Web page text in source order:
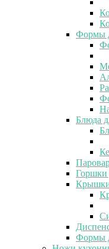
Формы
Блюда
Горшки
Формы